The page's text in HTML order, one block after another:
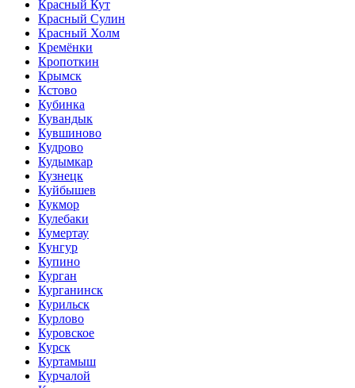
Красный Кут
Красный Сулин
Красный Холм
Кремёнки
Кропоткин
Крымск
Кстово
Кубинка
Кувандык
Кувшиново
Кудрово
Кудымкар
Кузнецк
Куйбышев
Кукмор
Кулебаки
Кумертау
Кунгур
Купино
Курган
Курганинск
Курильск
Курлово
Куровское
Курск
Куртамыш
Курчалой